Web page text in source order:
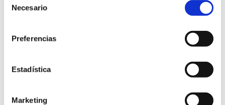
Necesario
Preferencias
Estadística
Marketing
inductivo y deductivo